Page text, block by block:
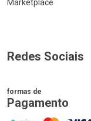
Marketplace
Redes Sociais
formas de
Pagamento